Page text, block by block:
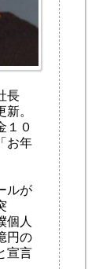
長
。
１０
お年
ルが
個人
円の
宣言